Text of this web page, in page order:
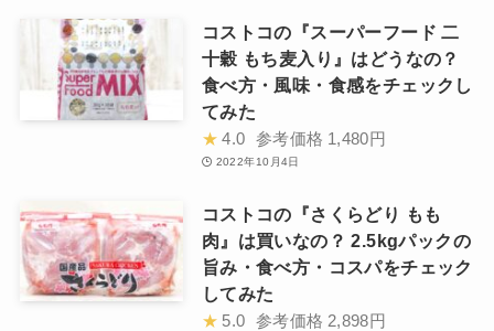
コストコの『スーパーフード 二
十穀 もち麦入り』はどうなの？
食べ方・風味・食感をチェックし
てみた
★ 4.0 参考価格 1,480円
2022年10月4日
コストコの『さくらどり もも
肉』は買いなの？ 2.5kgパックの
旨み・食べ方・コスパをチェック
してみた
★ 5.0 参考価格 2,898円